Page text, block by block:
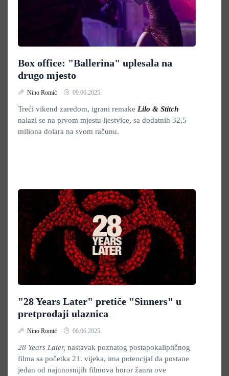
Box office: "Ballerina" uplesala na
drugo mjesto
Nino Romić 09.06.2025.
Treći vikend zaredom, igrani remake Lilo & Stitch
nalazi se na prvom mjestu ljestvice, sa dodatnih 32,5
miliona dolara na svom računu.
"28 Years Later" pretiče "Sinners" u
pretprodaji ulaznica
Nino Romić 06.06.2025.
28 Years Later, nastavak poznatog postapokaliptičnog
filma sa početka 21. vijeka, ima potencijal da postane
jedan od najunosnijih filmova horor žanra ove